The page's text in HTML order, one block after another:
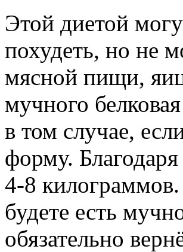
Этой диетой
похудеть, но не
мясной пищи,
мучного
в том случае,
форму.
4-8
будете есть
обязательно